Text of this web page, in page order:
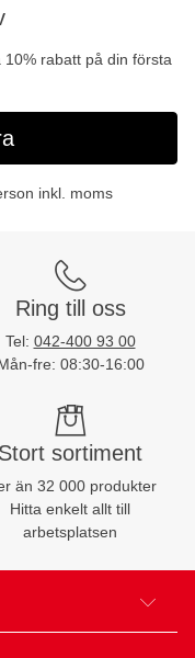
rabatt på din första
inkl. moms
Ring till oss
Tel: 042-400 93 00
fre: 08:30-16:00
Stort sortiment
än 32 000 produkter
Hitta enkelt allt till
arbetsplatsen